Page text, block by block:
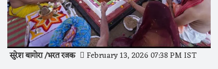
सुरेश बागोरा /भरत रजक February 13, 2026 07:38 PM IST